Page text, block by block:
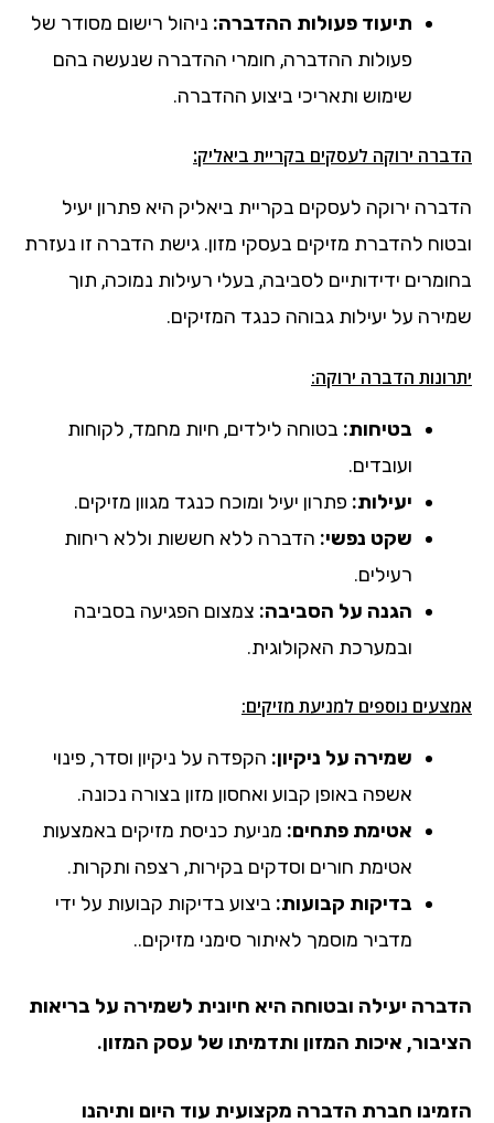
תיעוד פעולות ההדברה: ניהול רישום מסודר של
פעולות ההדברה, חומרי ההדברה שנעשה בהם
שימוש ותאריכי ביצוע ההדברה.
הדברה ירוקה לעסקים בקריית ביאליק:
הדברה ירוקה לעסקים בקריית ביאליק היא פתרון יעיל
ובטוח להדברת מזיקים בעסקי מזון. גישת הדברה זו נעזרת
בחומרים ידידותיים לסביבה, בעלי רעילות נמוכה, תוך
שמירה על יעילות גבוהה כנגד המזיקים.
יתרונות הדברה ירוקה:
בטיחות: בטוחה לילדים, חיות מחמד, לקוחות
ועובדים.
יעילות: פתרון יעיל ומוכח כנגד מגוון מזיקים.
שקט נפשי: הדברה ללא חששות וללא ריחות
רעילים.
הגנה על הסביבה: צמצום הפגיעה בסביבה
ובמערכת האקולוגית.
אמצעים נוספים למניעת מזיקים:
שמירה על ניקיון: הקפדה על ניקיון וסדר, פינוי
אשפה באופן קבוע ואחסון מזון בצורה נכונה.
אטימת פתחים: מניעת כניסת מזיקים באמצעות
אטימת חורים וסדקים בקירות, רצפה ותקרות.
בדיקות קבועות: ביצוע בדיקות קבועות על ידי
מדביר מוסמך לאיתור סימני מזיקים..
הדברה יעילה ובטוחה היא חיונית לשמירה על בריאות
הציבור, איכות המזון ותדמיתו של עסק המזון.
הזמינו חברת הדברה מקצועית עוד היום ותיהנו